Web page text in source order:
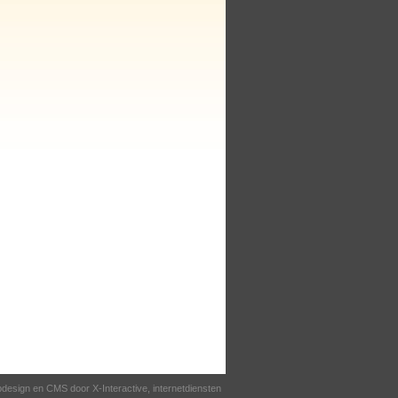
en CMS door X-Interactive, internetdiensten